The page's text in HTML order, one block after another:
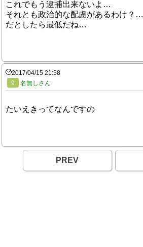
これでもう逮捕出来ないよ…
それとも政治的な配慮があるわけ？…
だとしたら最低だね…
2017/04/15 21:58
9
名無しさん
たいえきってなんですの
PREV